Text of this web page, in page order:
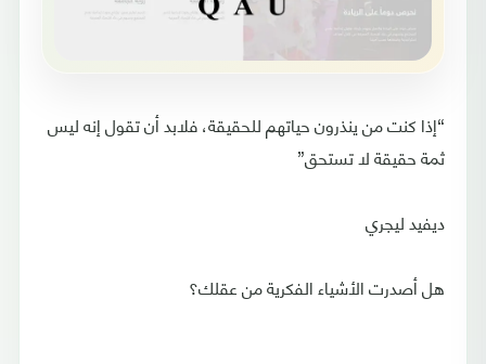
“إذا كنت من ينذرون حياتهم للحقيقة، فلابد أن تقول إنه ليس
ثمة حقيقة لا تستحق”
ديفيد ليجري
هل أصدرت الأشياء الفكرية من عقلك؟